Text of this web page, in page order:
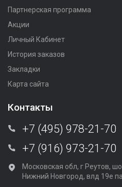
Партнерская программа
Акции
Личный Кабинет
История заказов
Закладки
Карта сайта
Контакты
+7 (495) 978-21-70
+7 (916) 973-21-70
Московская обл, г Реутов,
Нижний Новгород, влд 19е